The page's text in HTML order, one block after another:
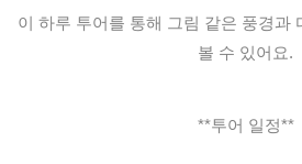
이 하루 투어를 통해 그림 같은 풍경과
볼 수 있어요.
**투어 일정**